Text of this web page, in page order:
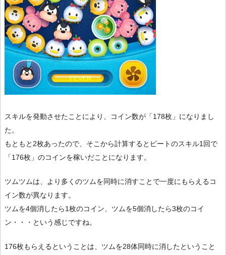
スキルを発動させたことにより、コイン数が「178枚」になりまし
た。
もともと2枚あったので、そこから計算するとピートのスキル1回で
「176枚」のコインを稼いだことになります。
ツムツムは、より多くのツムを同時に消すことで一度にもらえるコ
イン数が異なります。
ツムを4個消したら1枚のコイン、ツムを5個消したら3枚のコイ
ン・・・という感じですね。
176枚もらえるということは、ツムを28体同時に消したということ